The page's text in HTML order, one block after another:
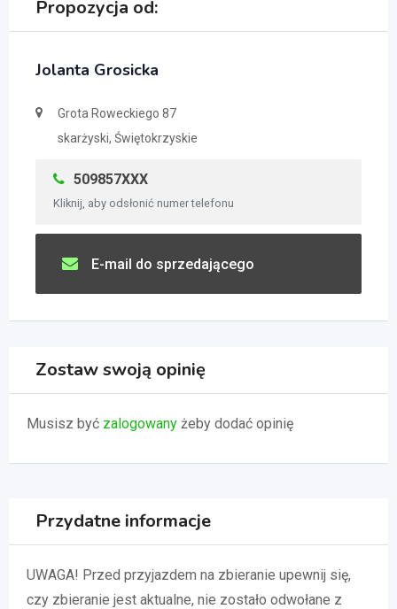
Propozycja od:
Jolanta Grosicka
Grota Roweckiego 87
skarżyski, Świętokrzyskie
509857XXX
Kliknij, aby odsłonić numer telefonu
E-mail do sprzedającego
Zostaw swoją opinię
Musisz być zalogowany żeby dodać opinię
Przydatne informacje
UWAGA! Przed przyjazdem na zbieranie upewnij się,
czy zbieranie jest aktualne, nie zostało odwołane z